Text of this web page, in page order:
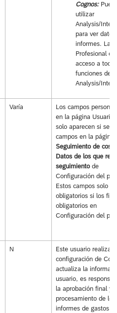
Cognos:
utilizar
Analysis/
para ver datos
informes. La
Profesional
acceso a
funciones de
Analysis/
Varía
Los campos
en la página Usuario.
solo aparecen si
campos en la página
Seguimiento de
Datos de los que
seguimientode
Configuración del
Estos campos solo
obligatorios si los fija
obligatorios en
Configuración del
N
Este usuario realiza
configuración de
actualiza la
usuario, es
la aprobación final y
procesamiento de los
informes de gastos,